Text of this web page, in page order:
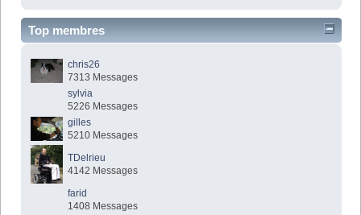
Top membres
chris26
7313 Messages
sylvia
5226 Messages
gilles
5210 Messages
TDelrieu
4142 Messages
farid
1408 Messages